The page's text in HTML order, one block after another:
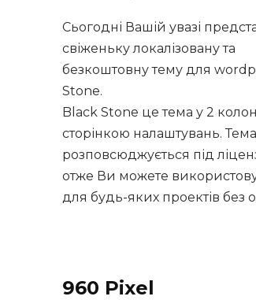
Сьогодні Вашій увазі
свіженьку локалізовану та
безкоштовну тему для
Stone.
Black Stone це тема у 2
сторінкою налаштувань. Тема
розповсюджується під
отже Ви можете
для будь-яких проектів без
960 Pixel